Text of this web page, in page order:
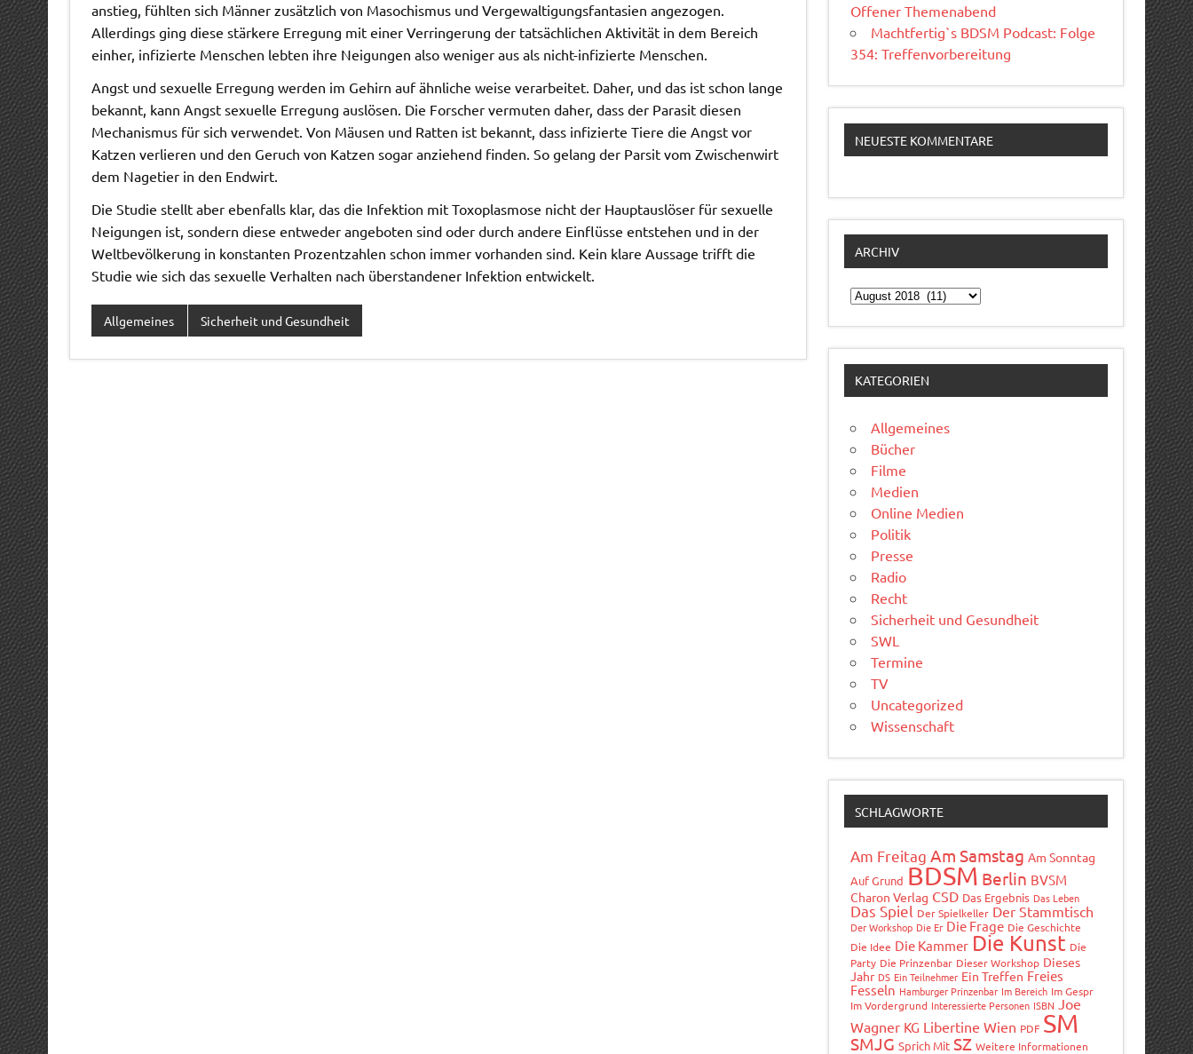
anstieg, fühlten sich Männer zusätzlich von Masochismus und Vergewaltigungsfantasien angezogen.
Allerdings ging diese stärkere Erregung mit einer Verringerung der tatsächlichen Aktivität in dem Bereich
einher, infizierte Menschen lebten ihre Neigungen also weniger aus als nicht-infizierte Menschen.
Angst und sexuelle Erregung werden im Gehirn auf ähnliche weise verarbeitet. Daher, und das ist schon lange
bekannt, kann Angst sexuelle Erregung auslösen. Die Forscher vermuten daher, dass der Parasit diesen
Mechanismus für sich verwendet. Von Mäusen und Ratten ist bekannt, dass infizierte Tiere die Angst vor
Katzen verlieren und den Geruch von Katzen sogar anziehend finden. So gelang der Parsit vom Zwischenwirt
dem Nagetier in den Endwirt.
Die Studie stellt aber ebenfalls klar, das die Infektion mit Toxoplasmose nicht der Hauptauslöser für sexuelle
Neigungen ist, sondern diese entweder angeboten sind oder durch andere Einflüsse entstehen und in der
Weltbevölkerung in konstanten Prozentzahlen schon immer vorhanden sind. Kein klare Aussage trifft die
Studie wie sich das sexuelle Verhalten nach überstandener Infektion entwickelt.
Allgemeines Sicherheit und Gesundheit
Offener Themenabend
Machtfertig`s BDSM Podcast: Folge
354: Treffenvorbereitung
NEUESTE KOMMENTARE
ARCHIV
Archiv
KATEGORIEN
Allgemeines
Bücher
Filme
Medien
Online Medien
Politik
Presse
Radio
Recht
Sicherheit und Gesundheit
SWL
Termine
TV
Uncategorized
Wissenschaft
SCHLAGWORTE
Am Freitag Am Samstag Am Sonntag
Auf Grund BDSM Berlin BVSM
Charon Verlag CSD Das Ergebnis Das Leben
Das Spiel Der Spielkeller Der Stammtisch
Der Workshop Die Er Die Frage Die Geschichte
Die Idee Die Kammer Die Kunst Die
Party Die Prinzenbar Dieser Workshop Dieses
Jahr DS Ein Teilnehmer Ein Treffen Freies
Fesseln Hamburger Prinzenbar Im Bereich Im Gespr
Im Vordergrund Interessierte Personen ISBN
Joe
Wagner KG Libertine Wien PDF SM
SMJG Sprich Mit SZ Weitere Informationen